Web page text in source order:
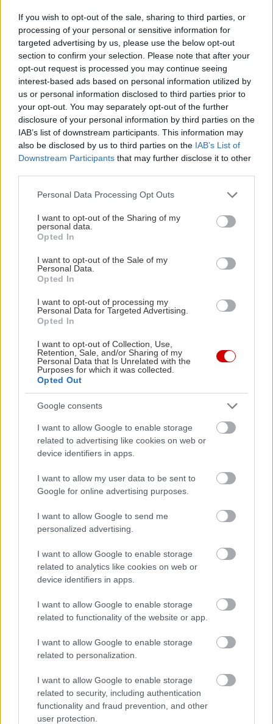
If you wish to opt-out of the sale, sharing to third parties, or
processing of your personal or sensitive information for
targeted advertising by us, please use the below opt-out
section to confirm your selection. Please note that after your
opt-out request is processed you may continue seeing
interest-based ads based on personal information utilized by
us or personal information disclosed to third parties prior to
your opt-out. You may separately opt-out of the further
disclosure of your personal information by third parties on the
IAB’s list of downstream participants. This information may
also be disclosed by us to third parties on the IAB’s List of
Downstream Participants that may further disclose it to other
Please note that this website/app uses one or more Google
not limited to your visit or usage behaviour. You may click to
grant or deny consent to Google and its third-party tags to
use your data for below specified purposes in below Google
consent section.
Personal Data Processing Opt Outs
I want to opt-out of the Sharing of my
personal data.
Opted In
I want to opt-out of the Sale of my
Personal Data.
Opted In
I want to opt-out of processing my
Personal Data for Targeted Advertising.
Opted In
I want to opt-out of Collection, Use,
Retention, Sale, and/or Sharing of my
Personal Data that Is Unrelated with the
Purposes for which it was collected.
Opted Out
Google consents
I want to allow Google to enable storage
related to advertising like cookies on web or
device identifiers in apps.
I want to allow my user data to be sent to
Google for online advertising purposes.
I want to allow Google to send me
personalized advertising.
I want to allow Google to enable storage
related to analytics like cookies on web or
device identifiers in apps.
I want to allow Google to enable storage
related to functionality of the website or app.
I want to allow Google to enable storage
related to personalization.
I want to allow Google to enable storage
related to security, including authentication
functionality and fraud prevention, and other
user protection.
Αγάπη Μαργετίδη
Γεννημένη στην Αθήνα, υπήρξε επί τριάντα τέσσερα
Παρίσι. Μετά από την δια παντός αποχώρησή της από τον
τραπεζικό κλάδο το 2013, απαντά στο ψευδώνυμο The
Frozen Banker. Η μεγαλύτερή της ευχαρίστηση είναι να
καταστρώνει μενού αποπλάνησης, να χώνεται στη κουζίνα,
να παίζει με την μαγειρική και να παρατηρεί τους φίλους της
να απολαμβάνουν τις καινούριες γεύσεις που ανακάλυψε.